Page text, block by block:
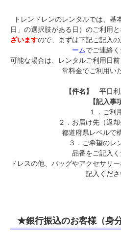
トレンドレンのレンタルでは、基
日」の選択肢がある日）のご利用と
ざいますので、まずは下記ご記入の
ームでご連絡く
可能な場合は、レンタルご利用日
常料金でご利用い
【件名】
平日利
【記入事
１．ご利
２．お届け先（返
都道府県レベルで
３．ご希望のレ
品番をご記入く
ドレスの他、バッグやアクセサリ
記入くださ
★銀行振込のお客様（身